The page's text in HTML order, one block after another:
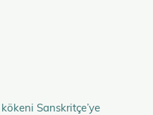
Sanskritçe’ye